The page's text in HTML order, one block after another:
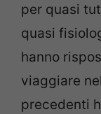
per quasi
quasi
hanno
viaggiare
precedenti